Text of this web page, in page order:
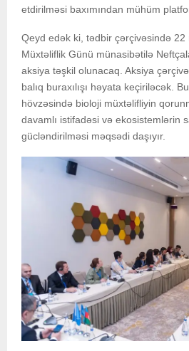
etdirilməsi baxımından mühüm
Qeyd edək ki, tədbir çərçivəsində
Müxtəliflik Günü münasibətilə
aksiya təşkil olunacaq. Aksiya
balıq buraxılışı həyata keçiriləcək.
hövzəsində bioloji müxtəlifliyin
davamlı istifadəsi və ekosistemlərin
gücləndirilməsi məqsədi daşıyır.